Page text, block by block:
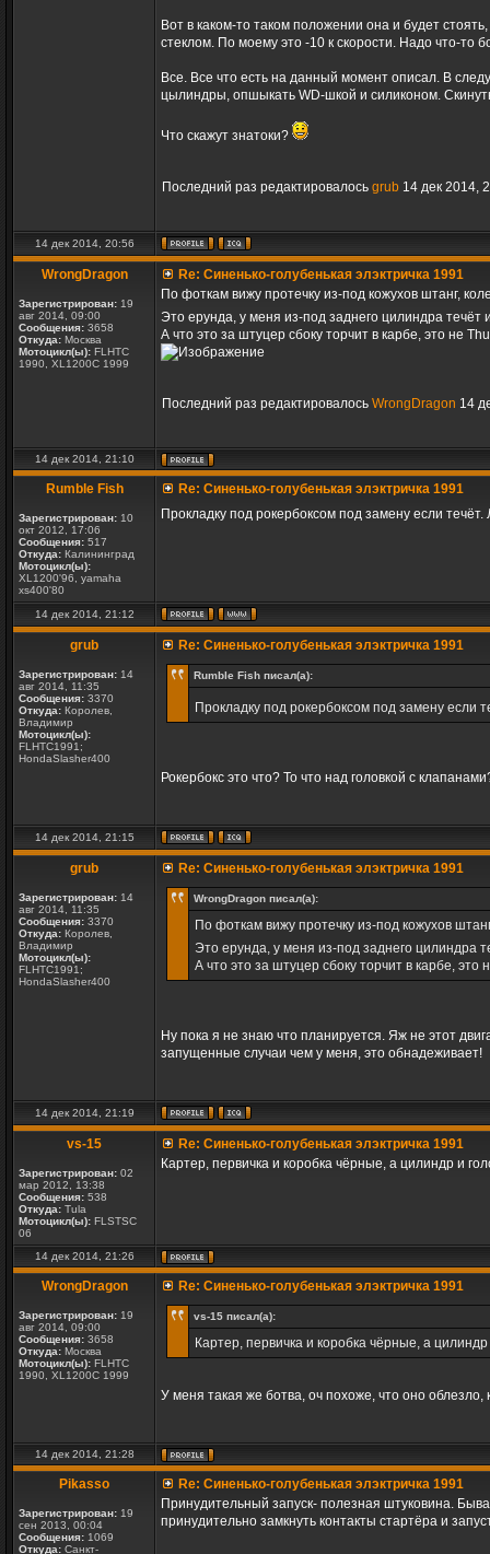
Вот в каком-то таком положении она и будет
стеклом. По моему это -10 к скорости. Надо что-то
Все. Все что есть на данный момент описал. В
цылиндры, опшыкать WD-шкой и силиконом.
Что скажут знатоки?
Последний раз редактировалось grub 14 дек 2014,
14 дек 2014, 20:56
WrongDragon
Зарегистрирован: 19
авг 2014, 09:00
Сообщения: 3658
Откуда: Москва
Мотоцикл(ы): FLHTC
1990, XL1200C 1999
Re: Синенько-голубенькая элэктричка 1991
По фоткам вижу протечку из-под кожухов штанг,
Это ерунда, у меня из-под заднего цилиндра
А что это за штуцер сбоку торчит в карбе, это не
Последний раз редактировалось WrongDragon 14
14 дек 2014, 21:10
Rumble Fish
Зарегистрирован: 10
окт 2012, 17:06
Сообщения: 517
Откуда: Калининград
Мотоцикл(ы):
XL1200'96, yamaha
xs400'80
Re: Синенько-голубенькая элэктричка 1991
Прокладку под рокербоксом под замену если
14 дек 2014, 21:12
grub
Зарегистрирован: 14
авг 2014, 11:35
Сообщения: 3370
Откуда: Королев,
Владимир
Мотоцикл(ы):
FLHTC1991;
HondaSlasher400
Re: Синенько-голубенькая элэктричка 1991
Rumble Fish писал(а):
Прокладку под рокербоксом под замену если
Рокербокс это что? То что над головкой с
14 дек 2014, 21:15
grub
Зарегистрирован: 14
авг 2014, 11:35
Сообщения: 3370
Откуда: Королев,
Владимир
Мотоцикл(ы):
FLHTC1991;
HondaSlasher400
Re: Синенько-голубенькая элэктричка 1991
WrongDragon писал(а):
По фоткам вижу протечку из-под кожухов
Это ерунда, у меня из-под заднего цилиндра
А что это за штуцер сбоку торчит в карбе,
Ну пока я не знаю что планируется. Яж не этот
запущенные случаи чем у меня, это обнадеживает!
14 дек 2014, 21:19
vs-15
Зарегистрирован: 02
мар 2012, 13:38
Сообщения: 538
Откуда: Tula
Мотоцикл(ы): FLSTSC
06
Re: Синенько-голубенькая элэктричка 1991
Картер, первичка и коробка чёрные, а цилиндр и
14 дек 2014, 21:26
WrongDragon
Зарегистрирован: 19
авг 2014, 09:00
Сообщения: 3658
Откуда: Москва
Мотоцикл(ы): FLHTC
1990, XL1200C 1999
Re: Синенько-голубенькая элэктричка 1991
vs-15 писал(а):
Картер, первичка и коробка чёрные, а
У меня такая же ботва, оч похоже, что оно облезло,
14 дек 2014, 21:28
Pikasso
Зарегистрирован: 19
сен 2013, 00:04
Сообщения: 1069
Откуда: Санкт-
Re: Синенько-голубенькая элэктричка 1991
Принудительный запуск- полезная штуковина.
принудительно замкнуть контакты стартёра и